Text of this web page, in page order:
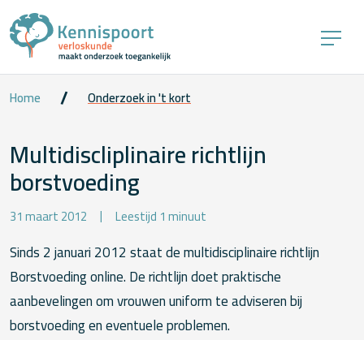
Home Onderzoek in 't kort
Multidiscliplinaire richtlijn
borstvoeding
31 maart 2012 Leestijd 1 minuut
Sinds 2 januari 2012 staat de multidisciplinaire richtlijn
Borstvoeding online. De richtlijn doet praktische
aanbevelingen om vrouwen uniform te adviseren bij
borstvoeding en eventuele problemen.